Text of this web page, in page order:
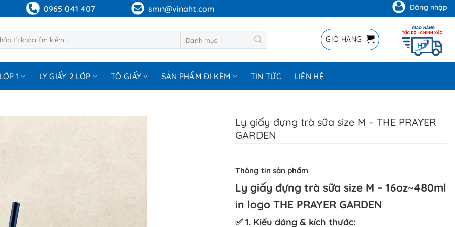
0965 041 407 smn@vinaht.com Đăng nhập
GIỎ HÀNG
1 LY GIẤY 2 LỚP TÔ GIẤY SẢN PHẨM ĐI KÈM TIN TỨC LIÊN HỆ
Ly giấy đựng trà sữa size M – THE PRAYER
GARDEN
Thông tin sản phẩm
Ly giấy đựng trà sữa size M – 16oz~480ml
in logo THE PRAYER GARDEN
✅ 1. Kiểu dáng & kích thước: